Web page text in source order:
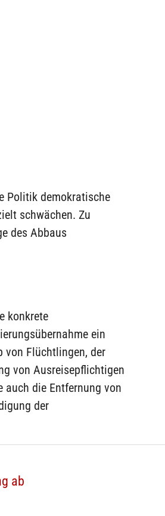
Politik demokratische
schwächen. Zu
des Abbaus
konkrete
ein
von Flüchtlingen, der
von Ausreisepflichtigen
auch die Entfernung von
der
ab